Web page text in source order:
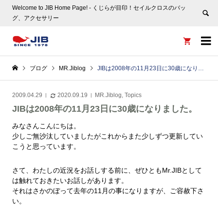
Welcome to JIB Home Page! ‐ くじらが目印！セイルクロスのバッ
グ、アクセサリー


ブログ MR.Jiblog JIBは2008年の11月23日に30歳になりました。
2009.04.29 2020.09.19 MR.Jiblog, Topics
JIBは2008年の11月23日に30歳になりました。
みなさんこんにちは。
少しご無沙汰していましたがこれからまた少しずつ更新してい
こうと思っています。
さて、わたしの近況をお話しする前に、ぜひともMr.JIBとして
は触れておきたいお話しがあります。
それはさかのぼって去年の11月の事になりますが、ご容赦下さ
い。